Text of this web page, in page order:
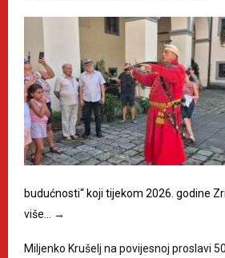
budućnosti“ koji tijekom 2026. godine
više…
→
Miljenko Krušelj na povijesnoj proslavi